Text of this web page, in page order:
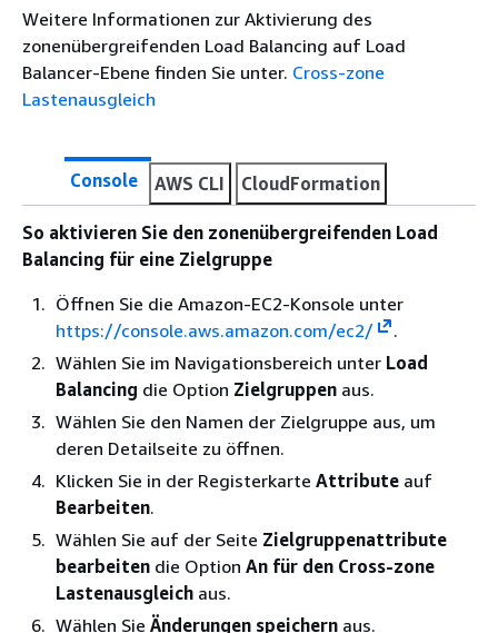
Weitere Informationen zur Aktivierung des
zonenübergreifenden Load Balancing auf Load
Balancer-Ebene finden Sie unter. Cross-zone
Lastenausgleich
Console AWS CLI CloudFormation
So aktivieren Sie den zonenübergreifenden Load
Balancing für eine Zielgruppe
Öffnen Sie die Amazon-EC2-Konsole unter
https://console.aws.amazon.com/ec2/
.
Wählen Sie im Navigationsbereich unter Load
Balancing die Option Zielgruppen aus.
Wählen Sie den Namen der Zielgruppe aus, um
deren Detailseite zu öffnen.
Klicken Sie in der Registerkarte Attribute auf
Bearbeiten.
Wählen Sie auf der Seite Zielgruppenattribute
bearbeiten die Option An für den Cross-zone
Lastenausgleich aus.
Wählen Sie Änderungen speichern aus.